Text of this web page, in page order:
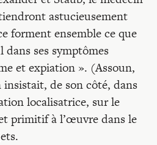
astucieusement
forment ensemble ce que
ses symptômes
et expiation ». (Assoun,
de son côté, dans
localisatrice, sur le
primitif à l’œuvre dans le